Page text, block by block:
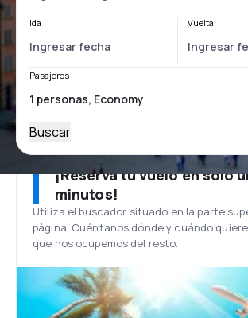
Ida Vuelta
Pasajeros
Buscar
¡Reserva tu vuelo en solo
minutos!
Utiliza el buscador situado en la parte
página. Cuéntanos dónde y cuándo
que nos ocupemos del resto.